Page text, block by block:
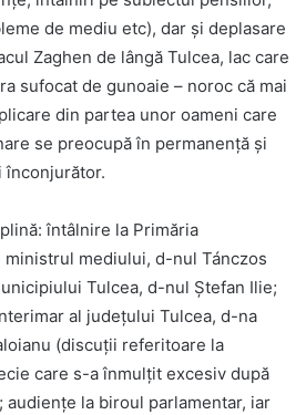
de mediu etc), dar și deplasare
Zaghen de lângă Tulcea, lac care
sufocat de gunoaie – noroc că mai
din partea unor oameni care
se preocupă în permanență și
întâlnire la Primăria
mediului, d-nul Tánczos
Tulcea, d-nul Ștefan Ilie;
al județului Tulcea, d-na
(discuții referitoare la
care s-a înmulțit excesiv după
la biroul parlamentar, iar